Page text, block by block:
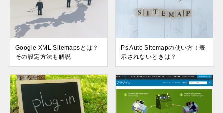
Google XML Sitemapsとは？
その設定方法も解説
Ps Auto Sitemapの使い方！表
示されないときは？